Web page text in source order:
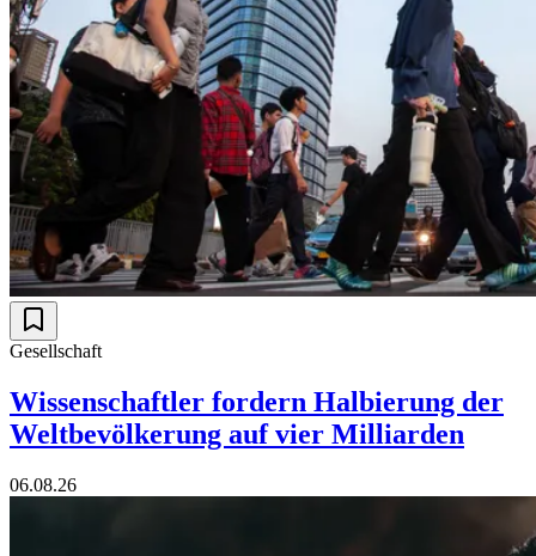
Gesellschaft
Wissenschaftler fordern Halbierung der
Weltbevölkerung auf vier Milliarden
06.08.26